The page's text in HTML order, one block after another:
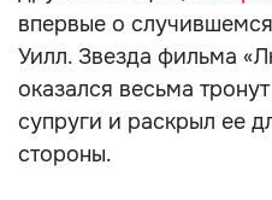
впервые о
Уилл. Звезда фильма
оказался весьма
супруги и раскрыл ее
стороны.